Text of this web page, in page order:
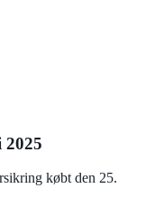
købt den 25.